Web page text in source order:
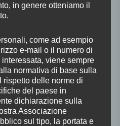
PAGANINI
Chiara Morandi)
DONIZETTI
per orchestra d’archi)
Toscana
in genere otteniamo il
come ad esempio
e-mail o il numero di
viene sempre
normativa di base sulla
rispetto delle norme di
del paese in
dichiarazione sulla
Associazione
sul tipo, la portata e